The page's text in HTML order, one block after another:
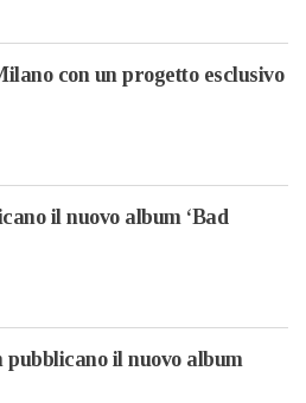
con un progetto esclusivo
il nuovo album ‘Bad
il nuovo album